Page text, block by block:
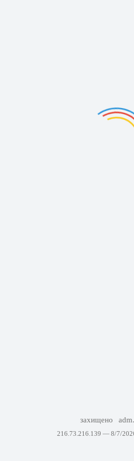
захищено
216.73.216.139 — 8/7/